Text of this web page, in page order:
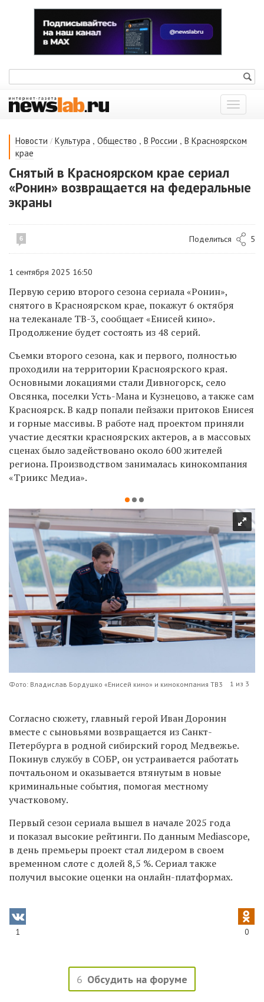
Показать
меню
Новости / Культура , Общество , В России , В Красноярском
крае
Снятый в Красноярском крае сериал
«Ронин» возвращается на федеральные
экраны
6 Поделиться 5
1 сентября 2025 16:50
Первую серию второго сезона сериала «Ронин»,
снятого в Красноярском крае, покажут 6 октября
на телеканале ТВ-3, сообщает «Енисей кино».
Продолжение будет состоять из 48 серий.
Съемки второго сезона, как и первого, полностью
проходили на территории Красноярского края.
Основными локациями стали Дивногорск, село
Овсянка, поселки Усть-Мана и Кузнецово, а также сам
Красноярск. В кадр попали пейзажи притоков Енисея
и горные массивы. В работе над проектом приняли
участие десятки красноярских актеров, а в массовых
сценах было задействовано около 600 жителей
региона. Производством занималась кинокомпания
«Триикс Медиа».
Фото: Владислав Бордушко «Енисей кино» и кинокомпания ТВ3 1 из 3
Согласно сюжету, главный герой Иван Доронин
вместе с сыновьями возвращается из Санкт-
Петербурга в родной сибирский город Медвежье.
Покинув службу в СОБР, он устраивается работать
почтальоном и оказывается втянутым в новые
криминальные события, помогая местному
участковому.
Первый сезон сериала вышел в начале 2025 года
и показал высокие рейтинги. По данным Mediascope,
в день премьеры проект стал лидером в своем
временном слоте с долей 8,5 %. Сериал также
получил высокие оценки на онлайн-платформах.
1 0
6 Обсудить на форуме